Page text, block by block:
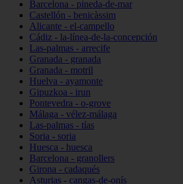
Barcelona - pineda-de-mar
Castellón - benicàssim
Alicante - el-campello
Cádiz - la-línea-de-la-concepción
Las-palmas - arrecife
Granada - granada
Granada - motril
Huelva - ayamonte
Gipuzkoa - irun
Pontevedra - o-grove
Málaga - vélez-málaga
Las-palmas - tías
Soria - soria
Huesca - huesca
Barcelona - granollers
Girona - cadaqués
Asturias - cangas-de-onís